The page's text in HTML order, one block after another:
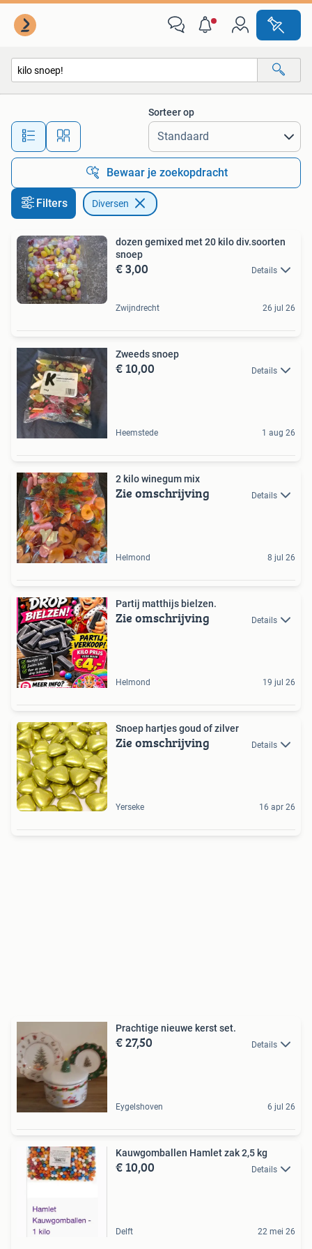
Alle afstanden…
Sorteer op
Bewaar je zoekopdracht
Filters Diversen
dozen gemixed met 20 kilo div.soorten
snoep
€ 3,00 Details
Zwijndrecht 26 jul 26
Zweeds snoep
€ 10,00 Details
Heemstede 1 aug 26
2 kilo winegum mix
Zie omschrijving Details
Helmond 8 jul 26
Partij matthijs bielzen.
Zie omschrijving Details
Helmond 19 jul 26
Snoep hartjes goud of zilver
Zie omschrijving Details
Yerseke 16 apr 26
Prachtige nieuwe kerst set.
€ 27,50 Details
Eygelshoven 6 jul 26
Kauwgomballen Hamlet zak 2,5 kg
€ 10,00 Details
Delft 22 mei 26